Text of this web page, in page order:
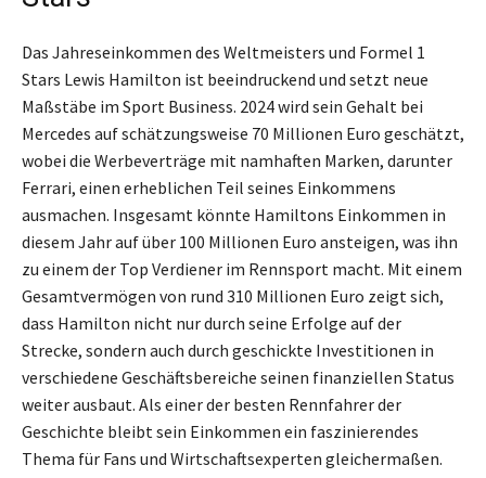
Das Jahreseinkommen des Weltmeisters und Formel 1
Stars Lewis Hamilton ist beeindruckend und setzt neue
Maßstäbe im Sport Business. 2024 wird sein Gehalt bei
Mercedes auf schätzungsweise 70 Millionen Euro geschätzt,
wobei die Werbeverträge mit namhaften Marken, darunter
Ferrari, einen erheblichen Teil seines Einkommens
ausmachen. Insgesamt könnte Hamiltons Einkommen in
diesem Jahr auf über 100 Millionen Euro ansteigen, was ihn
zu einem der Top Verdiener im Rennsport macht. Mit einem
Gesamtvermögen von rund 310 Millionen Euro zeigt sich,
dass Hamilton nicht nur durch seine Erfolge auf der
Strecke, sondern auch durch geschickte Investitionen in
verschiedene Geschäftsbereiche seinen finanziellen Status
weiter ausbaut. Als einer der besten Rennfahrer der
Geschichte bleibt sein Einkommen ein faszinierendes
Thema für Fans und Wirtschaftsexperten gleichermaßen.